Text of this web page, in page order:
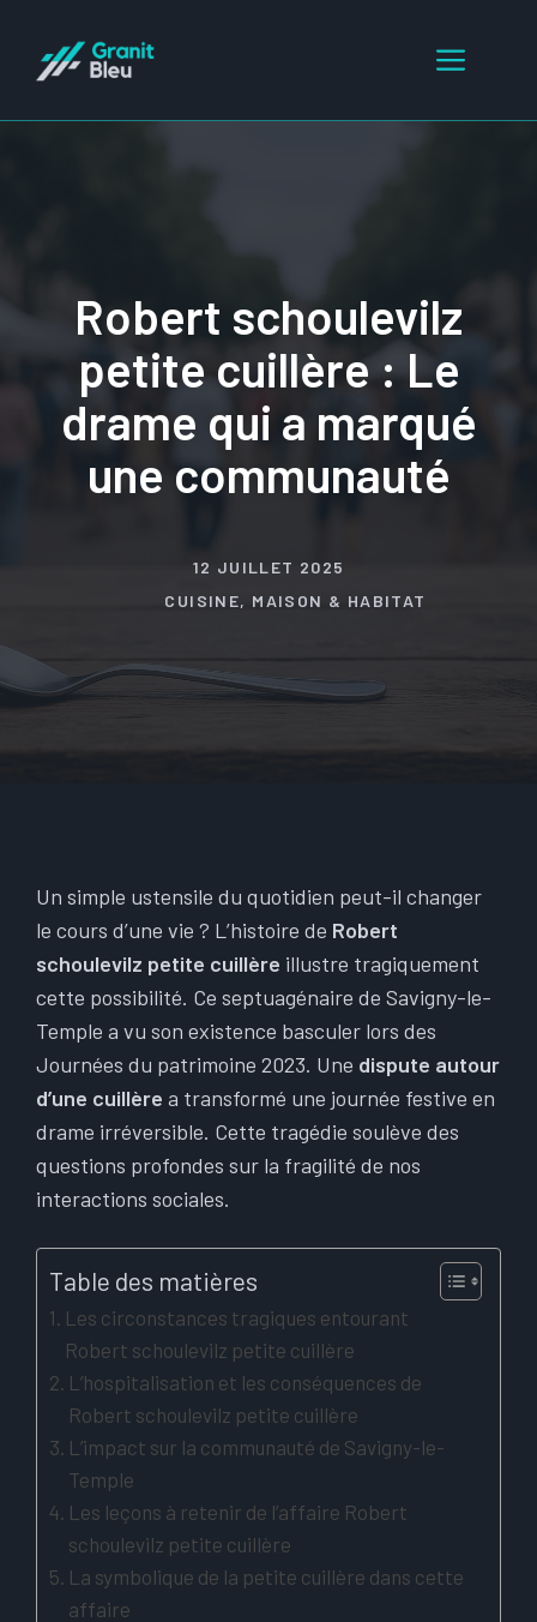
contenu
Menu
Robert schoulevilz
petite cuillère : Le
drame qui a marqué
une communauté
12 JUILLET 2025
CUISINE, MAISON & HABITAT
Un simple ustensile du quotidien peut-il changer
le cours d’une vie ? L’histoire de Robert
schoulevilz petite cuillère illustre tragiquement
cette possibilité. Ce septuagénaire de Savigny-le-
Temple a vu son existence basculer lors des
Journées du patrimoine 2023. Une dispute autour
d’une cuillère a transformé une journée festive en
drame irréversible. Cette tragédie soulève des
questions profondes sur la fragilité de nos
interactions sociales.
Table des matières
Les circonstances tragiques entourant
Robert schoulevilz petite cuillère
L’hospitalisation et les conséquences de
Robert schoulevilz petite cuillère
L’impact sur la communauté de Savigny-le-
Temple
Les leçons à retenir de l’affaire Robert
schoulevilz petite cuillère
La symbolique de la petite cuillère dans cette
affaire